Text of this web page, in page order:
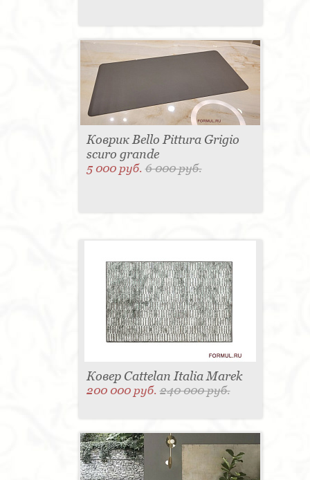
Коврик Bello Pittura Grigio
scuro grande
5 000 руб.6 000 руб.
Ковер Cattelan Italia Marek
200 000 руб.240 000 руб.